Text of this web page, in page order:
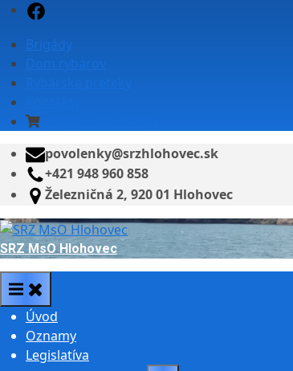
Skip
content
Facebook
Brigády
Dom rybárov
povolenky@srzhlohovec.sk
+421 948 960 858
Železničná 2, 920 01 Hlohovec
SRZ MsO Hlohovec
Úvod
Oznamy
Legislatíva